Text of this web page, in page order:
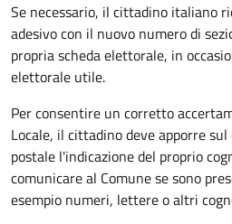
Se necessario, il cittadino italiano
adesivo con il nuovo numero di
propria scheda elettorale, in
elettorale utile.
Per consentire un corretto
Locale, il cittadino deve apporre
postale l'indicazione del proprio
comunicare al Comune se sono
esempio numeri, lettere o altri